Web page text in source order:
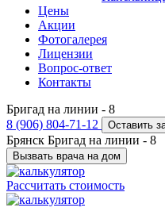
Цены
Акции
Фотогалерея
Лицензии
Вопрос-ответ
Контакты
Бригад на линии - 8
8 (906) 804-71-12
Оставить
Брянск Бригад на линии - 8
Вызвать врача на дом
Рассчитать стоимость